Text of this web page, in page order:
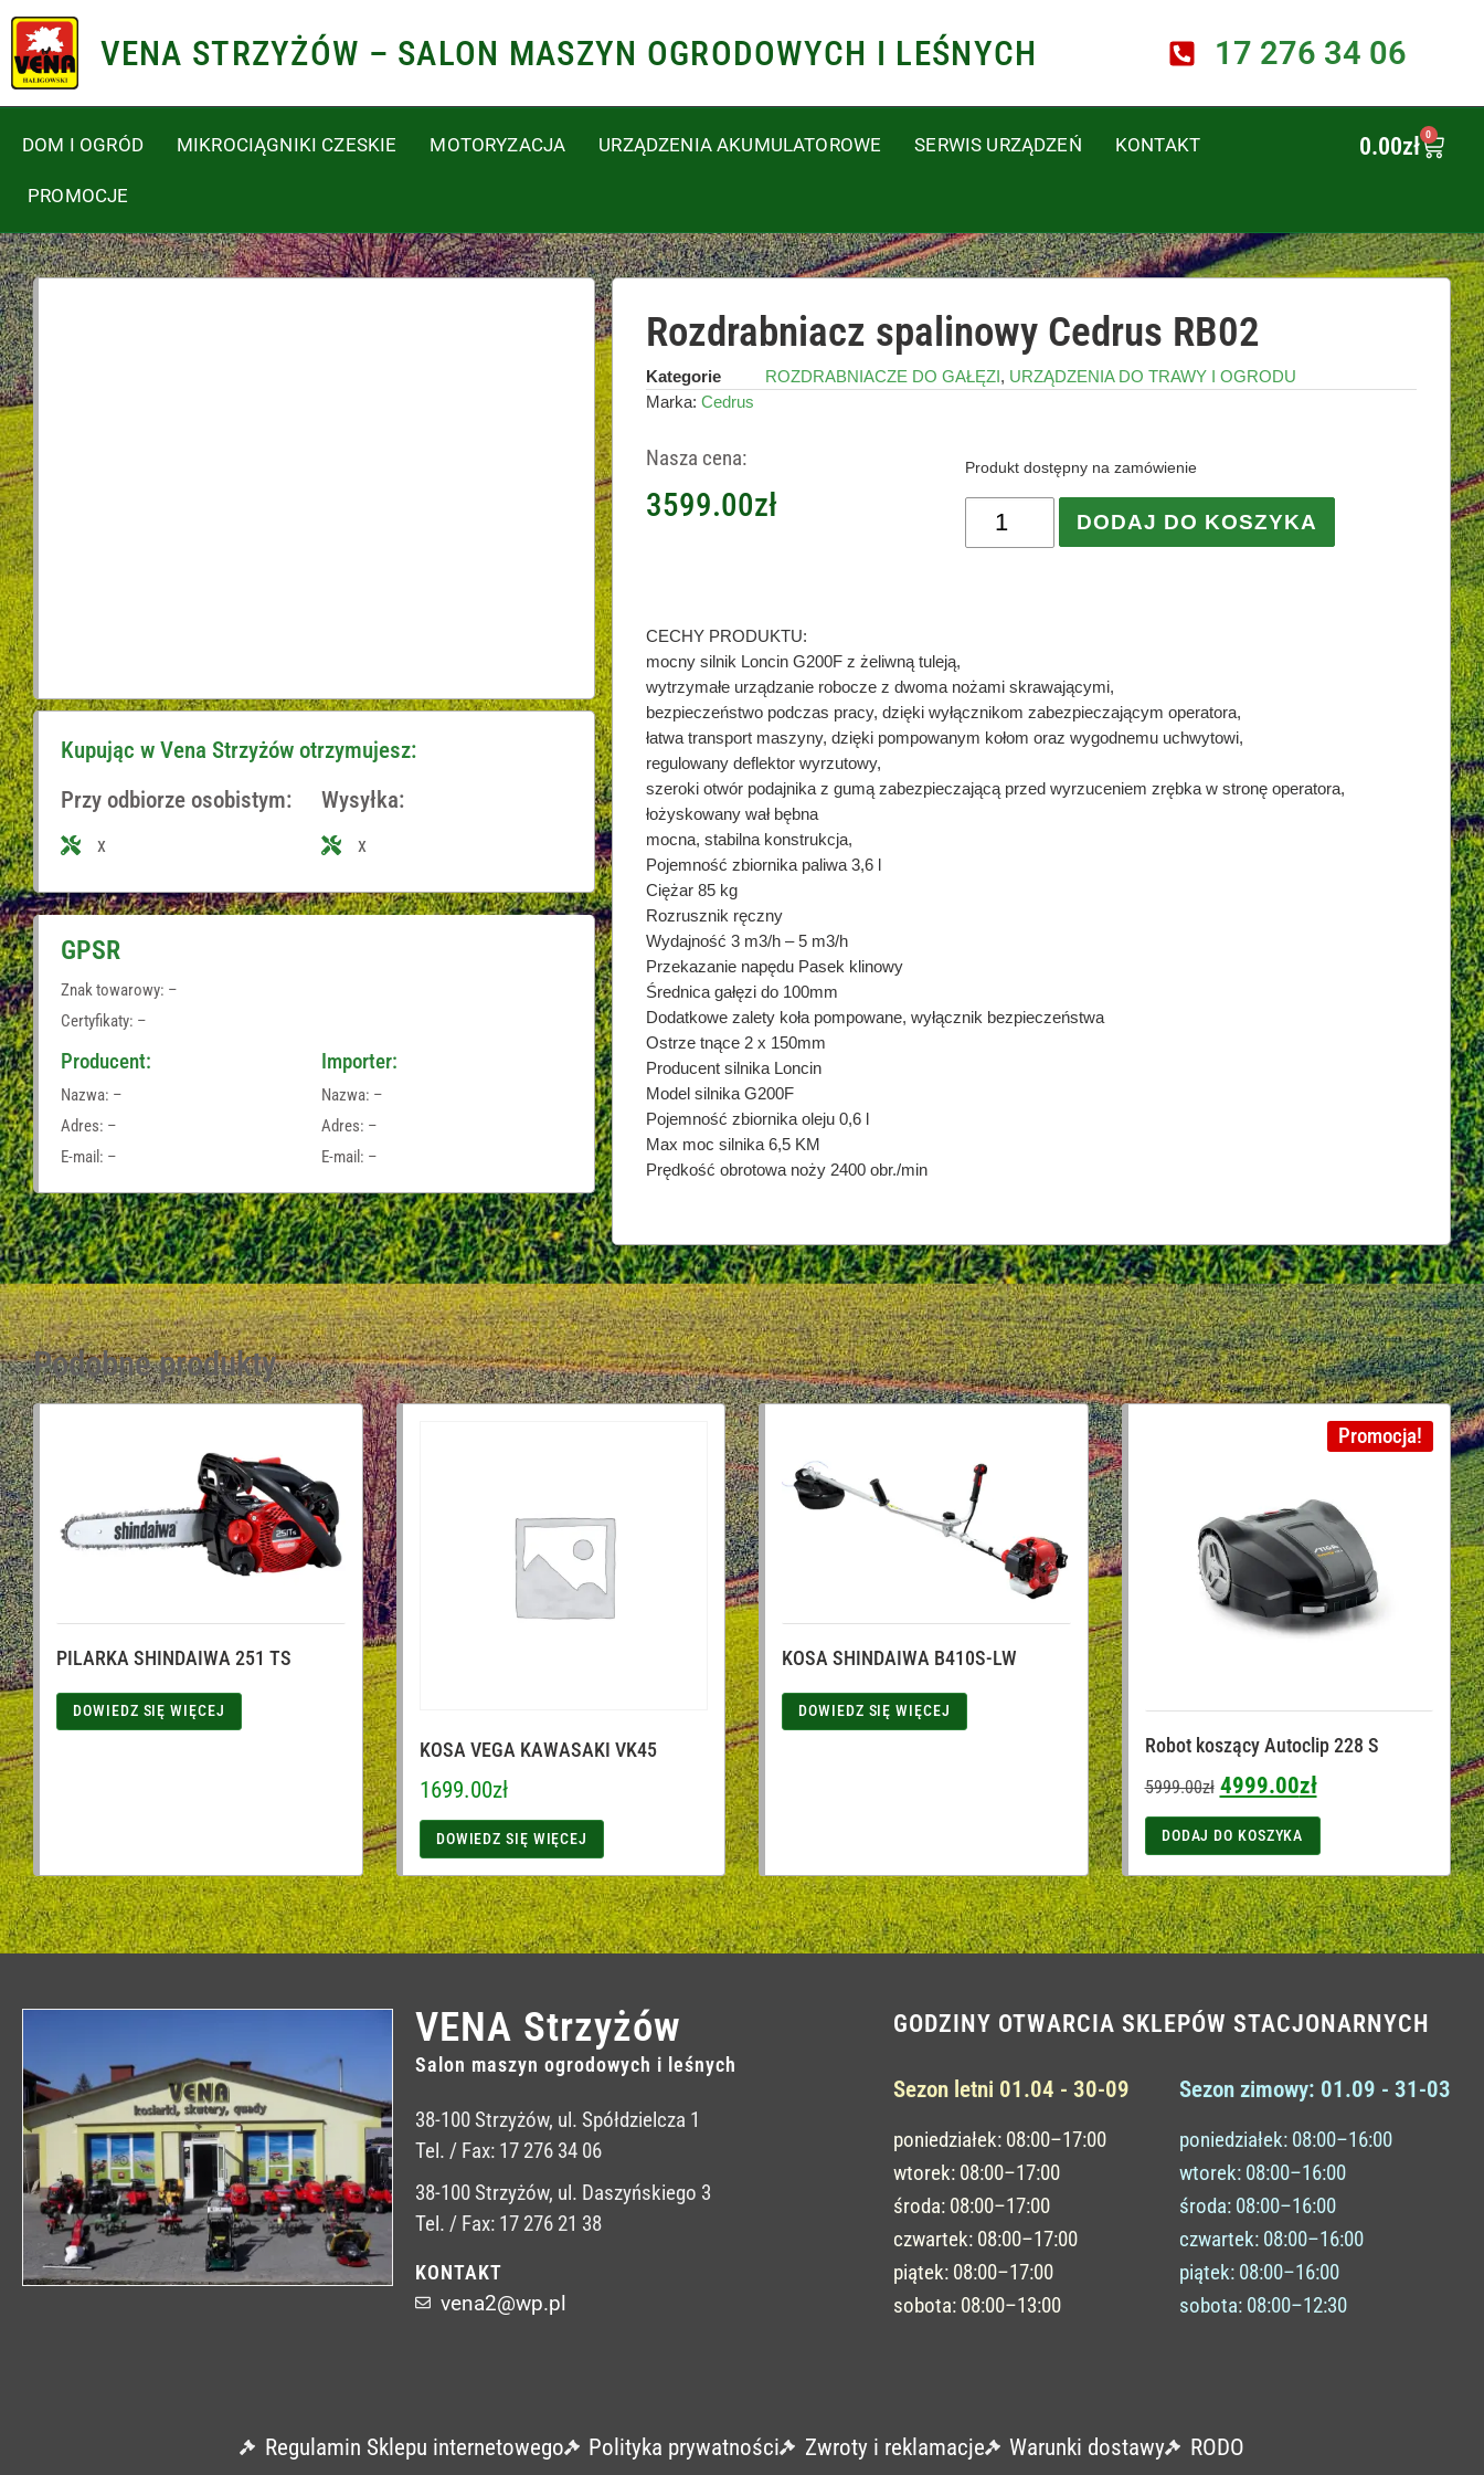
VENA STRZYŻÓW – SALON MASZYN OGRODOWYCH I LEŚNYCH 17 276 34 06
DOM I OGRÓD MIKROCIĄGNIKI CZESKIE MOTORYZACJA URZĄDZENIA AKUMULATOROWE SERWIS URZĄDZEŃ KONTAKT
PROMOCJE
0.00zł 0
Kupując w Vena Strzyżów otrzymujesz:
Przy odbiorze osobistym:
x
Wysyłka:
x
GPSR
Znak towarowy: –
Certyfikaty: –
Producent:
Nazwa: –
Adres: –
E-mail: –
Importer:
Nazwa: –
Adres: –
E-mail: –
Rozdrabniacz spalinowy Cedrus RB02
Kategorie ROZDRABNIACZE DO GAŁĘZI, URZĄDZENIA DO TRAWY I OGRODU
Marka: Cedrus
Nasza cena:
3599.00zł
Produkt dostępny na zamówienie
DODAJ DO KOSZYKA
CECHY PRODUKTU:
mocny silnik Loncin G200F z żeliwną tuleją,
wytrzymałe urządzanie robocze z dwoma nożami skrawającymi,
bezpieczeństwo podczas pracy, dzięki wyłącznikom zabezpieczającym operatora,
łatwa transport maszyny, dzięki pompowanym kołom oraz wygodnemu uchwytowi,
regulowany deflektor wyrzutowy,
szeroki otwór podajnika z gumą zabezpieczającą przed wyrzuceniem zrębka w stronę operatora,
łożyskowany wał bębna
mocna, stabilna konstrukcja,
Pojemność zbiornika paliwa 3,6 l
Ciężar 85 kg
Rozrusznik ręczny
Wydajność 3 m3/h – 5 m3/h
Przekazanie napędu Pasek klinowy
Średnica gałęzi do 100mm
Dodatkowe zalety koła pompowane, wyłącznik bezpieczeństwa
Ostrze tnące 2 x 150mm
Producent silnika Loncin
Model silnika G200F
Pojemność zbiornika oleju 0,6 l
Max moc silnika 6,5 KM
Prędkość obrotowa noży 2400 obr./min
Podobne produkty
PILARKA SHINDAIWA 251 TS
DOWIEDZ SIĘ WIĘCEJ
KOSA VEGA KAWASAKI VK45
1699.00zł
DOWIEDZ SIĘ WIĘCEJ
KOSA SHINDAIWA B410S-LW
DOWIEDZ SIĘ WIĘCEJ
Promocja!
Robot koszący Autoclip 228 S
5999.00zł 4999.00zł
DODAJ DO KOSZYKA
VENA Strzyżów
Salon maszyn ogrodowych i leśnych
38-100 Strzyżów, ul. Spółdzielcza 1
Tel. / Fax: 17 276 34 06
38-100 Strzyżów, ul. Daszyńskiego 3
Tel. / Fax: 17 276 21 38
KONTAKT
vena2@wp.pl
GODZINY OTWARCIA SKLEPÓW STACJONARNYCH
Sezon letni 01.04 - 30-09
poniedziałek: 08:00–17:00
wtorek: 08:00–17:00
środa: 08:00–17:00
czwartek: 08:00–17:00
piątek: 08:00–17:00
sobota: 08:00–13:00
Sezon zimowy: 01.09 - 31-03
poniedziałek: 08:00–16:00
wtorek: 08:00–16:00
środa: 08:00–16:00
czwartek: 08:00–16:00
piątek: 08:00–16:00
sobota: 08:00–12:30
Regulamin Sklepu internetowego Polityka prywatności Zwroty i reklamacje Warunki dostawy RODO